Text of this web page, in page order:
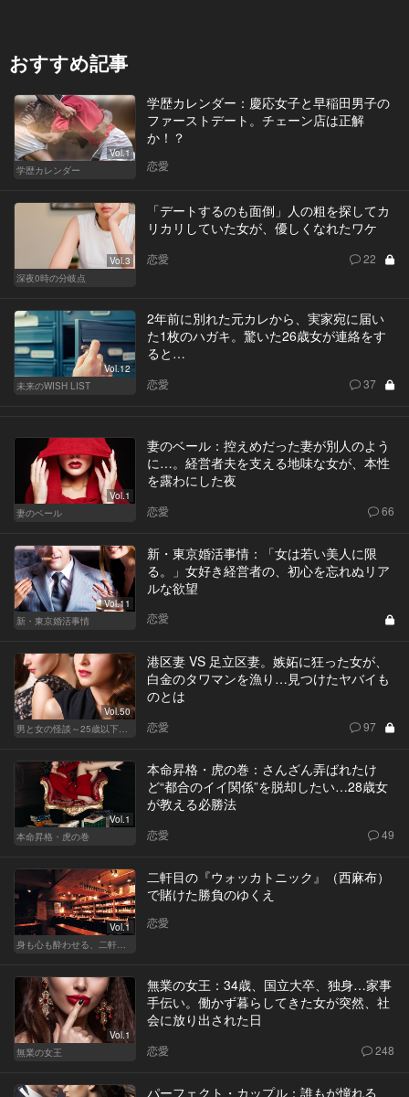
おすすめ記事
Vol.1
学歴カレンダー
学歴カレンダー：慶応女子と早稲田男子の
ファーストデート。チェーン店は正解
か！？
恋愛
Vol.3
深夜0時の分岐点
「デートするのも面倒」人の粗を探してカ
リカリしていた女が、優しくなれたワケ
恋愛 22
Vol.12
未来のWISH LIST
2年前に別れた元カレから、実家宛に届い
た1枚のハガキ。驚いた26歳女が連絡をす
ると…
恋愛 37
Vol.1
妻のベール
妻のベール：控えめだった妻が別人のよう
に…。経営者夫を支える地味な女が、本性
を露わにした夜
恋愛 66
Vol.11
新・東京婚活事情
新・東京婚活事情：「女は若い美人に限
る。」女好き経営者の、初心を忘れぬリア
ルな欲望
恋愛
Vol.50
男と女の怪談～25歳以下閲覧禁止～
港区妻 VS 足立区妻。嫉妬に狂った女が、
白金のタワマンを漁り…見つけたヤバイも
のとは
恋愛 97
Vol.1
本命昇格・虎の巻
本命昇格・虎の巻：さんざん弄ばれたけ
ど“都合のイイ関係”を脱却したい…28歳女
が教える必勝法
恋愛 49
Vol.1
身も心も酔わせる、二軒目の切り札
二軒目の『ウォッカトニック』（西麻布）
で賭けた勝負のゆくえ
恋愛
Vol.1
無業の女王
無業の女王：34歳、国立大卒、独身…家事
手伝い。働かず暮らしてきた女が突然、社
会に放り出された日
恋愛 248
パーフェクト・カップル：誰もが憧れる